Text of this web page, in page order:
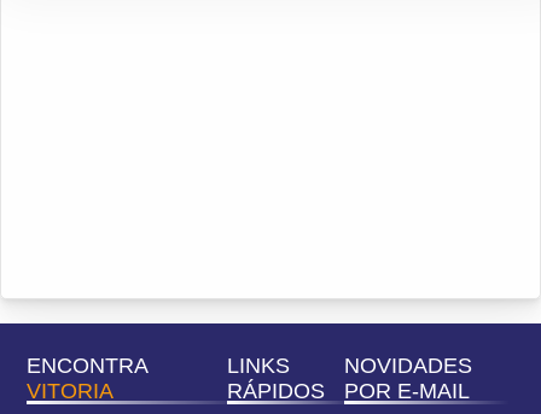
ENCONTRA
VITORIA
LINKS
RÁPIDOS
NOVIDADES
POR E-MAIL